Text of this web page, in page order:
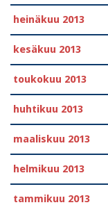
heinäkuu 2013
kesäkuu 2013
toukokuu 2013
huhtikuu 2013
maaliskuu 2013
helmikuu 2013
tammikuu 2013